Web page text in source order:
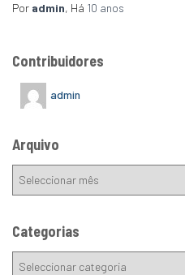
Por admin, Há 10 anos
Contribuidores
admin
Arquivo
Categorias